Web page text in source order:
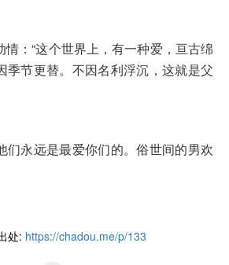
：“这个世界上，有一种爱，亘古绵
季节更替。不因名利浮沉，这就是父
们永远是最爱你们的。俗世间的男欢
处: https://chadou.me/p/133